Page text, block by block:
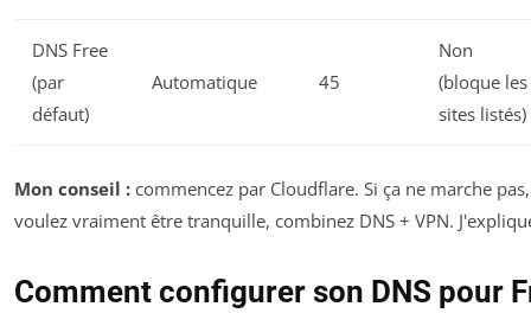
DNS Free
(par
défaut)
Automatique 45
Non
(bloque les
sites listés)
Mon conseil : commencez par Cloudflare. Si ça ne marche
voulez vraiment être tranquille, combinez DNS + VPN.
Comment configurer son DNS pour